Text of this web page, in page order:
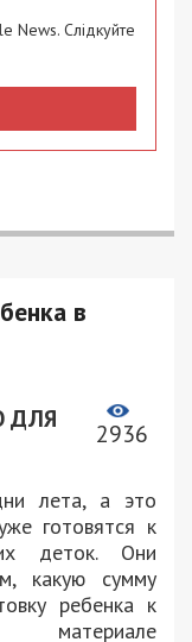
News. Слідкуйте
в
ДЛЯ
2936
лета, а это
готовятся к
деток. Они
какую сумму
ребенка к